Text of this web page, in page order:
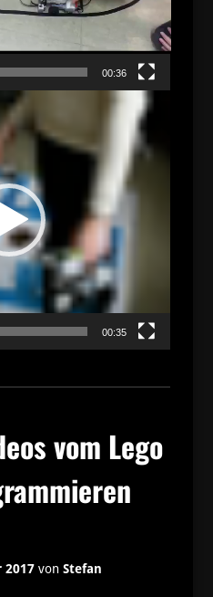
00:36
00:35
vom Lego
2017von Stefan